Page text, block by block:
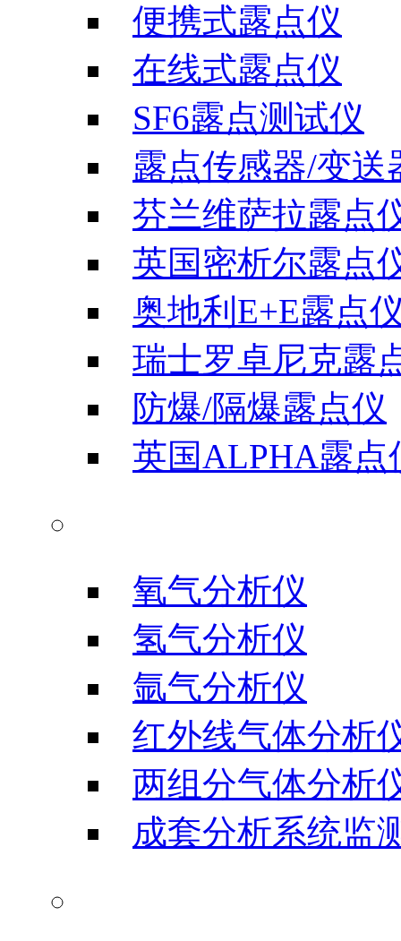
便携式露点仪
在线式露点仪
SF6露点测试仪
露点传感器/变送
芬兰维萨拉露点
英国密析尔露点
奥地利E+E露点
瑞士罗卓尼克露
防爆/隔爆露点仪
英国ALPHA露点
氧气分析仪
氢气分析仪
氩气分析仪
红外线气体分析
两组分气体分析
成套分析系统监